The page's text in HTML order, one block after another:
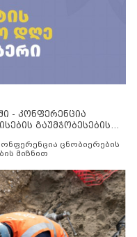
- კონფერენცია
გაუმჯობესების
ცნობიერების
მიზნით